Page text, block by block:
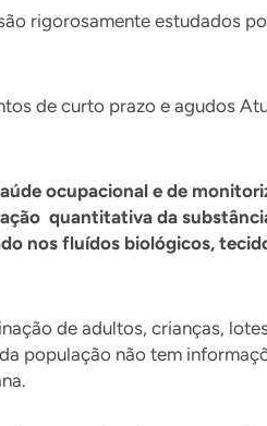
rigorosamente estudados
de curto prazo e agudos
ocupacional e de
quantitativa da
nos fluídos biológicos,
de adultos, crianças,
população não tem